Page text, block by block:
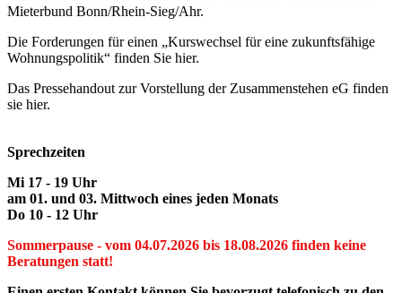
Mieterbund Bonn/Rhein-Sieg/Ahr.
Die Forderungen für einen „Kurswechsel für eine zukunftsfähige
Wohnungspolitik“ finden Sie hier.
Das Pressehandout zur Vorstellung der Zusammenstehen eG finden
sie hier.
Sprechzeiten
Mi 17 - 19 Uhr
am 01. und 03. Mittwoch eines jeden Monats
Do 10 - 12 Uhr
Sommerpause - vom 04.07.2026 bis 18.08.2026 finden keine
Beratungen statt!